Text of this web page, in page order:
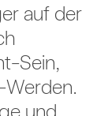
auf der
Sein,
und